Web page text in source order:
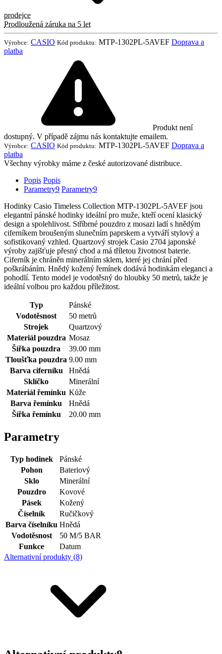
prodejce
Prodloužená záruka na 5 let
Výrobce: CASIO Kód produktu: MTP-1302PL-5AVEF Doprava a
platba
Produkt není
dostupný. V případě zájmu nás kontaktujte emailem.
Výrobce: CASIO Kód produktu: MTP-1302PL-5AVEF Doprava a
platba
Všechny výrobky máme z české autorizované distribuce.
Popis Popis
Parametry9 Parametry9
Hodinky Casio Timeless Collection MTP-1302PL-5AVEF jsou
elegantní pánské hodinky ideální pro muže, kteří ocení klasický
design a spolehlivost. Stříbrné pouzdro z mosazi ladí s hnědým
ciferníkem broušeným slunečním paprskem a vytváří stylový a
sofistikovaný vzhled. Quartzový strojek Casio 2704 japonské
výroby zajišťuje přesný chod a má tříletou životnost baterie.
Ciferník je chráněn minerálním sklem, které jej chrání před
poškrábáním. Hnědý kožený řemínek dodává hodinkám eleganci a
pohodlí. Tento model je vodotěsný do hloubky 50 metrů, takže je
ideální volbou pro každou příležitost.
Typ
Pánské
Vodotěsnost
50 metrů
Strojek
Quartzový
Materiál pouzdra Mosaz
Šířka pouzdra
39.00 mm
Tloušťka pouzdra 9.00 mm
Barva ciferníku
Hnědá
Sklíčko
Minerální
Materiál řemínku Kůže
Barva řemínku
Hnědá
Šířka řemínku
20.00 mm
Parametry
Typ hodinek
Pánské
Pohon
Bateriový
Sklo
Minerální
Pouzdro
Kovové
Pásek
Kožený
Číselník
Ručičkový
Barva číselníku Hnědá
Vodotěsnost
50 M/5 BAR
Funkce
Datum
Alternativní produkty (8)